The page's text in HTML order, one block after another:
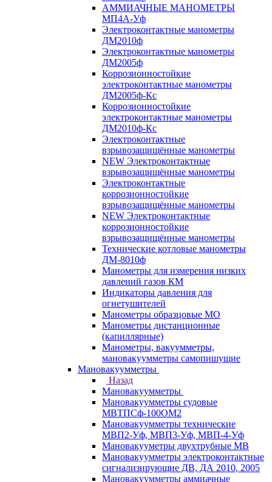
АММИАЧНЫЕ МАНОМЕТРЫ
МП4А-Уф
Электроконтактные манометры
ДМ2010ф
Электроконтактные манометры
ДМ2005ф
Коррозионностойкие
электроконтактные манометры
ДМ2005ф-Кс
Коррозионностойкие
электроконтактные манометры
ДМ2010ф-Кс
Электроконтактные
взрывозащищённые манометры
NEW Электроконтактные
взрывозащищённые манометры
Электроконтактные
коррозионностойкие
взрывозащищённые манометры
NEW Электроконтактные
коррозионностойкие
взрывозащищённые манометры
Технические котловые манометры
ДМ-8010ф
Манометры для измерения низких
давлений газов КМ
Индикаторы давления для
огнетушителей
Манометры образцовые МО
Манометры дистанционные
(капиллярные)
Манометры, вакуумметры,
мановакуумметры самопишущие
Мановакуумметры
Назад
Мановакуумметры
Мановакуумметры судовые
МВТПСф-100ОМ2
Мановакуумметры технические
МВП2-Уф, МВП3-Уф, МВП-4-Уф
Мановакууметры двухтрубные МВ
Мановакуумметры электроконтактные
сигнализирующие ДВ, ДА 2010, 2005
Мановакуумметры аммиачные